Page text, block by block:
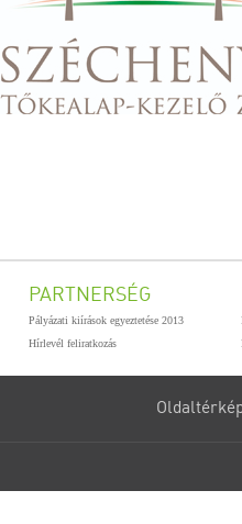
PARTNERSÉG
Pályázati kiírások egyeztetése 2013
Hírlevél feliratkozás